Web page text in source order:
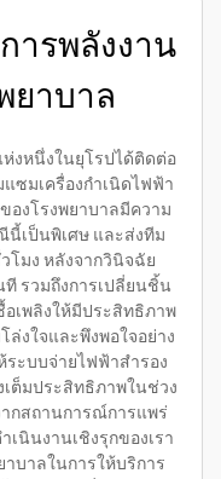
ารพลังงาน
ยาบาล
ห่งหนึ่งในยุโรปได้ติดต่อ
ซมเครื่องกำเนิดไฟฟ้า
องโรงพยาบาลมีความ
นี้เป็นพิเศษ และส่งทีม
โมง หลังจากวินิจฉัย
รวมถึงการเปลี่ยนชิ้น
เพลิงให้มีประสิทธิภาพ
ล่งใจและพึงพอใจอย่าง
ระบบจ่ายไฟฟ้าสำรอง
ต็มประสิทธิภาพในช่วง
ากสถานการณ์การแพร่
เนินงานเชิงรุกของเรา
บาลในการให้บริการ